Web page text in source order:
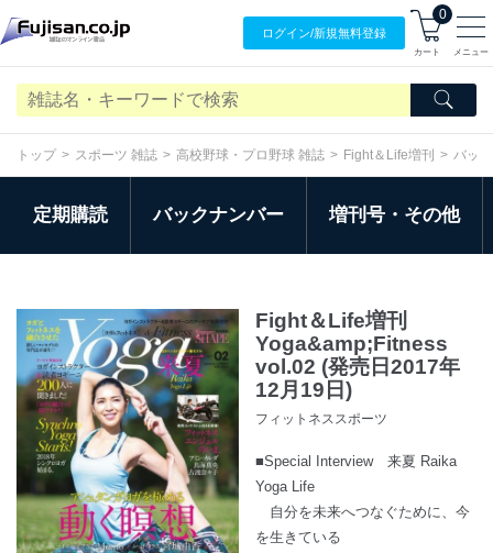
ログイン/新規無料登録
0
カート メニュー
トップ スポーツ 雑誌 高校野球・プロ野球 雑誌 Fight＆Life増刊 バッ
定期購読 バックナンバー 増刊号・その他
Fight＆Life増刊
Yoga&amp;Fitness
vol.02 (発売日2017年
12月19日)
フィットネススポーツ
■Special Interview 来夏 Raika
Yoga Life
自分を未来へつなぐために、今
を生きている